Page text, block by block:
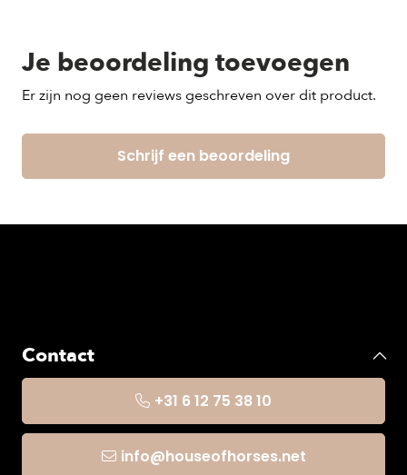
Je beoordeling toevoegen
Er zijn nog geen reviews geschreven over dit product.
Schrijf een beoordeling
Contact
+31 6 12 75 38 10
info@houseofhorses.net